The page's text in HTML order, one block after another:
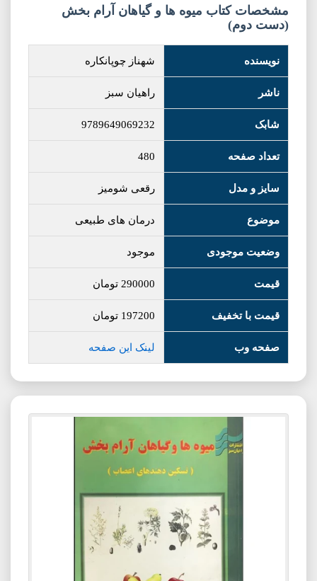
مشخصات کتاب میوه ها و گیاهان آرام بخش
(دست دوم)
نویسنده شهناز چوپانکاره
ناشر راهیان سبز
شابک 9789649069232
تعداد صفحه 480
سایز و مدل رقعی شومیز
موضوع درمان های طبیعی
وضعیت موجودی موجود
قیمت 290000 تومان
قیمت با تخفیف 197200 تومان
صفحه وب لینک این صفحه